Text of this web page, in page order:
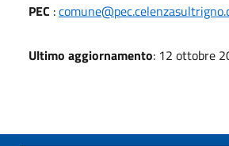
PEC :
Ultimo aggiornamento: 12 ottobre